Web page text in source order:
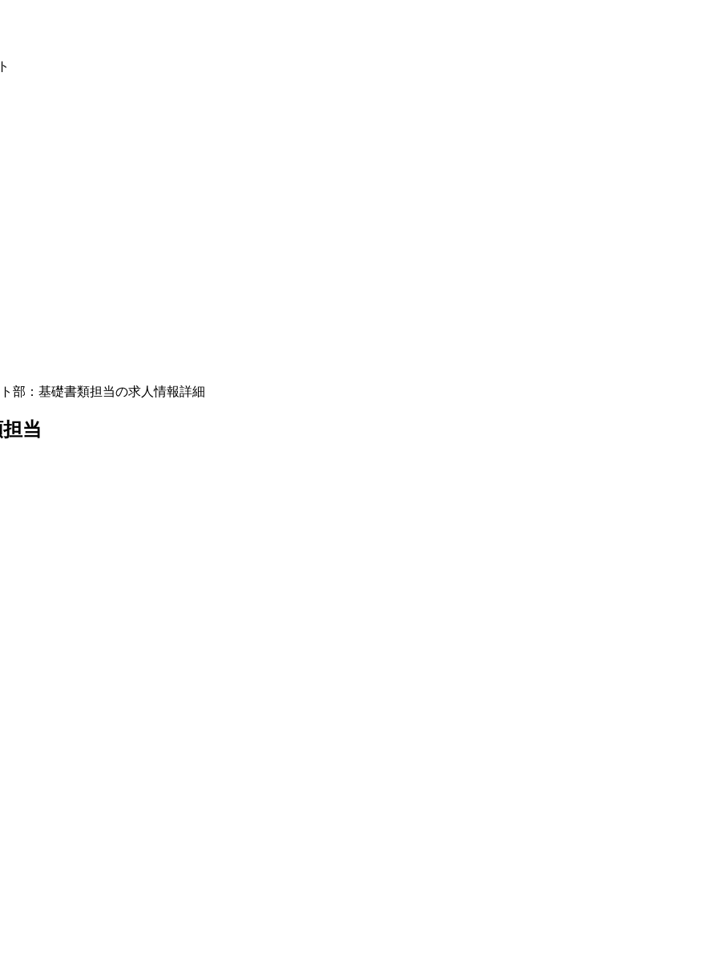
部：基礎書類担当の求人情報詳細
当